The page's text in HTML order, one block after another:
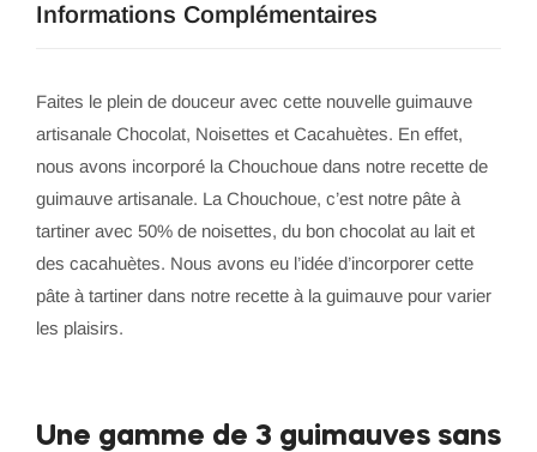
Informations Complémentaires
Faites le plein de douceur avec cette nouvelle guimauve
artisanale Chocolat, Noisettes et Cacahuètes. En effet,
nous avons incorporé la Chouchoue dans notre recette de
guimauve artisanale. La Chouchoue, c’est notre pâte à
tartiner avec 50% de noisettes, du bon chocolat au lait et
des cacahuètes. Nous avons eu l’idée d’incorporer cette
pâte à tartiner dans notre recette à la guimauve pour varier
les plaisirs.
Une gamme de 3 guimauves sans